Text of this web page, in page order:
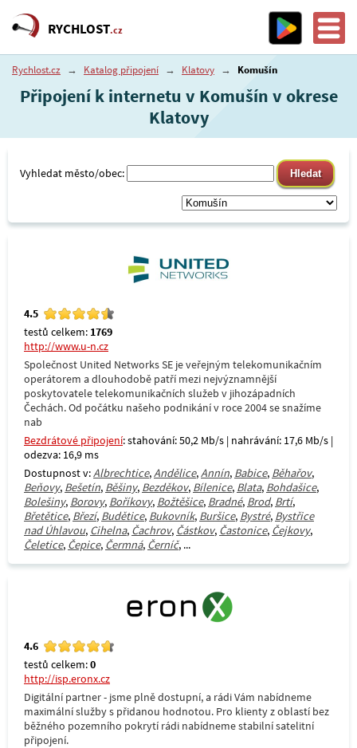
RYCHLOST.cz
Rychlost.cz → Katalog připojení → Klatovy → Komušín
Připojení k internetu v Komušín v okrese
Klatovy
Vyhledat město/obec:
4.5
testů celkem: 1769
http://www.u-n.cz
Společnost United Networks SE je veřejným telekomunikačním
operátorem a dlouhodobě patří mezi nejvýznamnější
poskytovatele telekomunikačních služeb v jihozápadních
Čechách. Od počátku našeho podnikání v roce 2004 se snažíme
nab
Bezdrátové připojení: stahování: 50,2 Mb/s | nahrávání: 17,6 Mb/s |
odezva: 16,9 ms
Dostupnost v:Albrechtice,Andělice,Annín, Babice, Běhařov,
Beňovy, Bešetín, Běšiny, Bezděkov, Bílenice, Blata, Bohdašice,
Bolešiny, Borovy, Boříkovy, Božtěšice, Bradné, Brod, Brtí,
Břetětice, Březí, Budětice, Bukovník, Buršice, Bystré, Bystřice
nad Úhlavou, Cihelna, Čachrov, Částkov, Častonice, Čejkovy,
Čeletice, Čepice, Čermná, Černíč, ...
4.6
testů celkem:0
http://isp.eronx.cz
Digitální partner - jsme plně dostupní, a rádi Vám nabídneme
maximální služby s přidanou hodnotou. Pro klienty z oblastí bez
běžného pozemního pokrytí rádi nabídneme stabilní satelitní
připojení.